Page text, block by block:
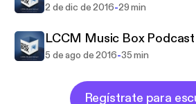
2 de dic de 2016-29 min
LCCM Music Box
5 de ago de 2016-35 min
Regístrate para